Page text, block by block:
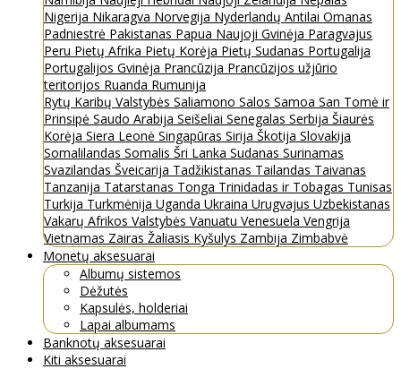
Nigerija Nikaragva Norvegija Nyderlandų Antilai Omanas
Padniestrė Pakistanas Papua Naujoji Gvinėja Paragvajus
Peru Pietų Afrika Pietų Korėja Pietų Sudanas Portugalija
Portugalijos Gvinėja Prancūzija Prancūzijos užjūrio
teritorijos Ruanda Rumunija
Rytų Karibų Valstybės Saliamono Salos Samoa San Tomė ir
Prinsipė Saudo Arabija Seišeliai Senegalas Serbija Šiaurės
Korėja Siera Leonė Singapūras Sirija Škotija Slovakija
Somalilandas Somalis Šri Lanka Sudanas Surinamas
Svazilandas Šveicarija Tadžikistanas Tailandas Taivanas
Tanzanija Tatarstanas Tonga Trinidadas ir Tobagas Tunisas
Turkija Turkmėnija Uganda Ukraina Urugvajus Uzbekistanas
Vakarų Afrikos Valstybės Vanuatu Venesuela Vengrija
Vietnamas Zairas Žaliasis Kyšulys Zambija Zimbabvė
Monetų aksesuarai
Albumų sistemos
Dėžutės
Kapsulės, holderiai
Lapai albumams
Banknotų aksesuarai
Kiti aksesuarai